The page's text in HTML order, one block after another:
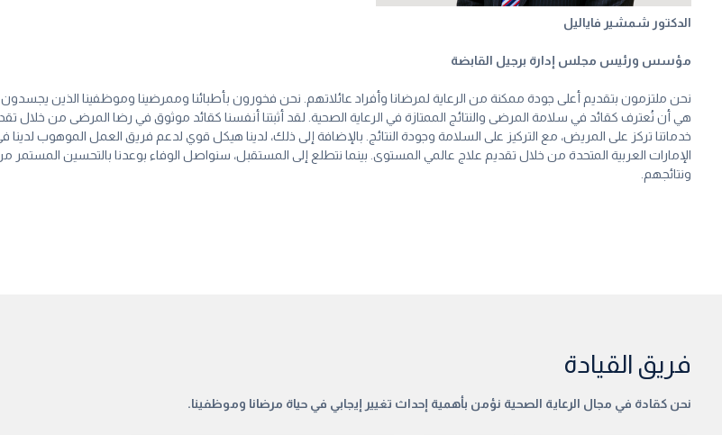
الدكتور شمشير فاياليل
مؤسس ورئيس مجلس إدارة برجيل القابضة
نحن ملتزمون بتقديم أعلى جودة ممكنة من الرعاية لمرضانا وأفراد عائلاتهم. نحن فخورون بأطبائنا وممرضينا وموظفينا الذين
هي أن نُعترف كقائد في سلامة المرضى والنتائج الممتازة في الرعاية الصحية. لقد أثبتنا أنفسنا كقائد موثوق في رضا المرضى من
خدماتنا تركز على المريض، مع التركيز على السلامة وجودة النتائج. بالإضافة إلى ذلك، لدينا هيكل قوي لدعم فريق العمل الموهوب
الإمارات العربية المتحدة من خلال تقديم علاج عالمي المستوى. بينما نتطلع إلى المستقبل، سنواصل الوفاء بوعدنا بالتحسين
ونتائجهم.
فريق القيادة
نحن كقادة في مجال الرعاية الصحية نؤمن بأهمية إحداث تغيير إيجابي في حياة مرضانا وموظفينا.